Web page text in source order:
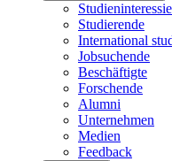
Studierende
International
Jobsuchende
Beschäftigte
Forschende
Alumni
Unternehmen
Medien
Feedback